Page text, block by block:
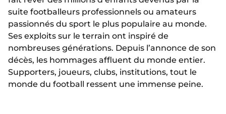
suite footballeurs professionnels ou amateurs
passionnés du sport le plus populaire au monde.
Ses exploits sur le terrain ont inspiré de
nombreuses générations. Depuis l’annonce de son
décès, les hommages affluent du monde entier.
Supporters, joueurs, clubs, institutions, tout le
monde du football ressent une immense peine.